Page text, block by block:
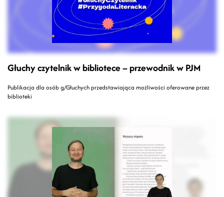
Głuchy czytelnik w bibliotece – przewodnik w PJM
Publikacja dla osób g/Głuchych przedstawiająca możliwości oferowane przez
biblioteki